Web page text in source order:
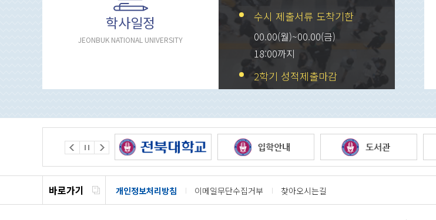
학사일정
JEONBUK NATIONAL UNIVERSITY
수시 제출서류 도착기한
00.00(월)~00.00(금)
18:00까지
2학기 성적제출마감
바로가기 개인정보처리방침 이메일무단수집거부 찾아오시는길